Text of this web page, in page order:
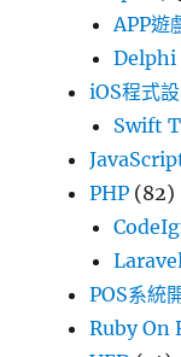
APP遊
Delphi
iOS程式
Swift
PHP (82)
POS系統
Ruby On